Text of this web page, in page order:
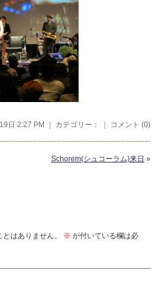
日 2:27 PM ｜ カテゴリー： ｜ コメント (0)
Schorem(シュコーラム)来日 »
はありません。 ※ が付いている欄は必